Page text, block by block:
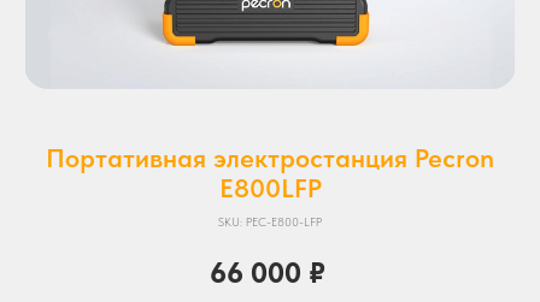
Портативная электростанция Pecron
E800LFP
SKU: PEC-E800-LFP
66 000 ₽